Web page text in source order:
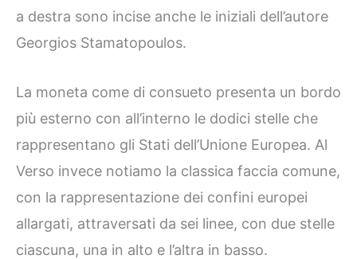
a destra sono incise anche le iniziali dell’autore
Georgios Stamatopoulos.
La moneta come di consueto presenta un bordo
più esterno con all’interno le dodici stelle che
rappresentano gli Stati dell’Unione Europea. Al
Verso invece notiamo la classica faccia comune,
con la rappresentazione dei confini europei
allargati, attraversati da sei linee, con due stelle
ciascuna, una in alto e l’altra in basso.